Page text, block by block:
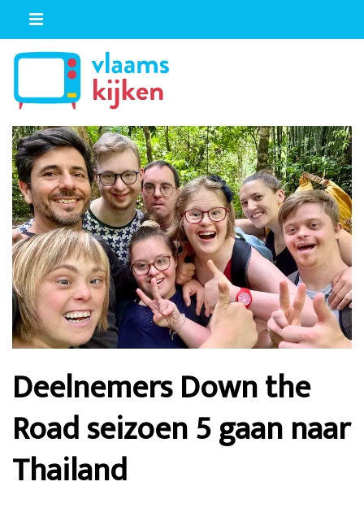
Deelnemers Down the
Road seizoen 5 gaan naar
Thailand